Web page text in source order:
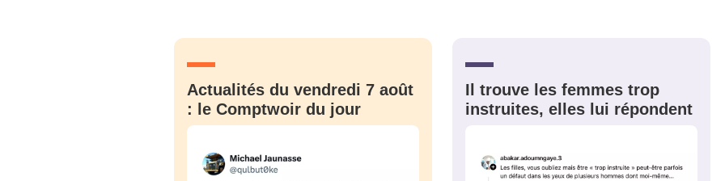
Actualités du vendredi 7 août
: le Comptwoir du jour
Il trouve les femmes trop
instruites, elles lui répondent